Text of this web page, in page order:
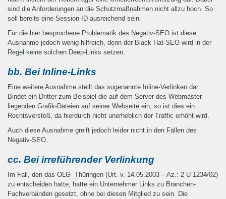
sind die Anforderungen an die Schutzmaßnahmen nicht allzu hoch. So
soll bereits eine Session-ID ausreichend sein.
Für die hier besprochene Problematik des Negativ-SEO ist diese
Ausnahme jedoch wenig hilfreich, denn der Black Hat-SEO wird in der
Regel keine solchen Deep-Links setzen.
bb. Bei Inline-Links
Eine weitere Ausnahme stellt das sogenannte Inline-Verlinken dar.
Bindet ein Dritter zum Beispiel die auf dem Server des Webmaster
liegenden Grafik-Dateien auf seiner Webseite ein, so ist dies ein
Rechtsverstoß, da hierdurch nicht unerheblich der Traffic erhöht wird.
Auch diese Ausnahme greift jedoch leider nicht in den Fällen des
Negativ-SEO.
cc. Bei irreführender Verlinkung
Im Fall, den das OLG Thüringen (Urt. v. 14.05.2003 – Az.: 2 U 1234/02)
zu entscheiden hatte, hatte ein Unternehmer Links zu Branchen-
Fachverbänden gesetzt, ohne bei diesen Mitglied zu sein. Die